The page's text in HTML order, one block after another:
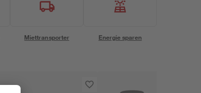
Miettransporter Energie sparen